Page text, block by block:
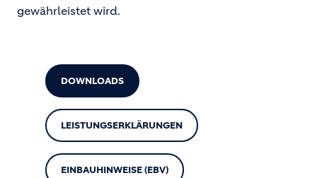
gewährleistet wird.
DOWNLOADS
LEISTUNGSERKLÄRUNGEN
EINBAUHINWEISE (EBV)